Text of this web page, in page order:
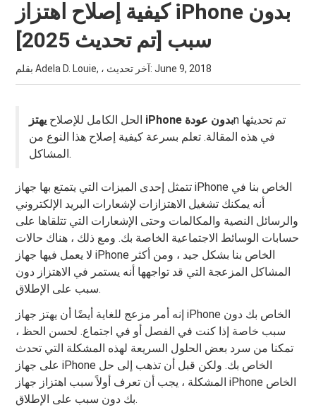
كيفية إصلاح اهتزاز iPhone بدون
سبب [تم تحديث 2025]
بقلم Adela D. Louie, ، آخر تحديث:June 9, 2018
الحل الكامل للإصلاح يهتز iPhone بدون عودةn تم تحديثها
في هذه المقالة. تعلم بسرعة كيفية إصلاح هذا النوع من
المشاكل.
تتمثل إحدى الميزات التي يتمتع بها جهاز iPhone الخاص بنا في
أنه يمكنك تشغيل الاهتزازات لإشعارات البريد الإلكتروني
والرسائل النصية والمكالمات وحتى الإشعارات التي تتلقاها على
حسابات الوسائط الاجتماعية الخاصة بك. ومع ذلك ، هناك حالات
لا يعمل فيها جهاز iPhone الخاص بنا بشكل جيد ، ومن أكثر
المشاكل المزعجة التي قد تواجهها أنه يستمر في الاهتزاز دون
سبب على الإطلاق.
إنه أمر مزعج للغاية أيضًا أن يهتز جهاز iPhone الخاص بك دون
سبب خاصة إذا كنت في الفصل أو في اجتماع. لحسن الحظ ،
تمكنا من سرد بعض الحلول السريعة لهذه المشكلة التي تحدث
على جهاز iPhone الخاص بك. ولكن قبل أن تذهب إلى حل
المشكلة ، يجب أن تعرف أولاً سبب اهتزاز جهاز iPhone الخاص
بك دون سبب على الإطلاق.